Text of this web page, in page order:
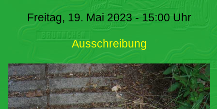
Freitag, 19. Mai 2023 - 15:00 Uhr
Ausschreibung